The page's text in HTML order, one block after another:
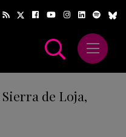
Abrir
Sierra de Loja,